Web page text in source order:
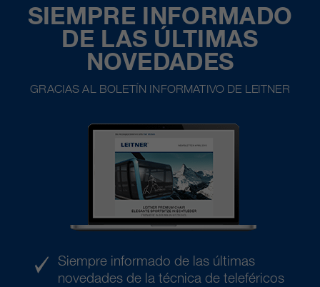
SIEMPRE INFORMADO
DE LAS ÚLTIMAS
NOVEDADES
GRACIAS AL BOLETÍN INFORMATIVO DE LEITNER
Siempre informado de las últimas
novedades de la técnica de teleféricos